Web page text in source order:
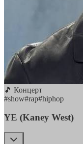
🎵 Концерт
#show#rap#hiphop
YE (Kaney West)